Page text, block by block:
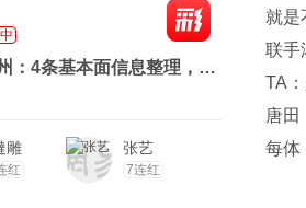
：4条基本面信息整理，
雕
红
张艺
7连红
四强
就是
赛四
联手
别
TA
在列
唐田
子兵
每体